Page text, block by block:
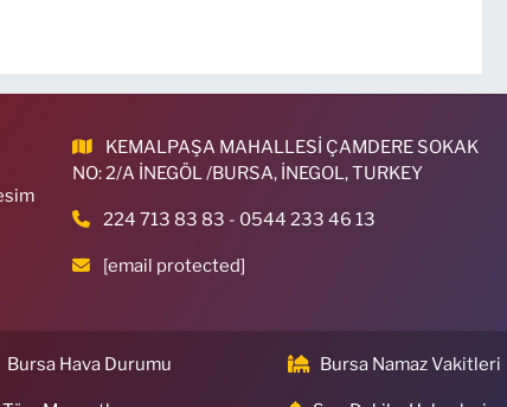
KEMALPAŞA MAHALLESİ ÇAMDERE SOKAK
NO: 2/A İNEGÖL /BURSA, İNEGOL, TURKEY
224 713 83 83 - 0544 233 46 13
[email protected]
Bursa Hava Durumu Bursa Namaz Vakitleri